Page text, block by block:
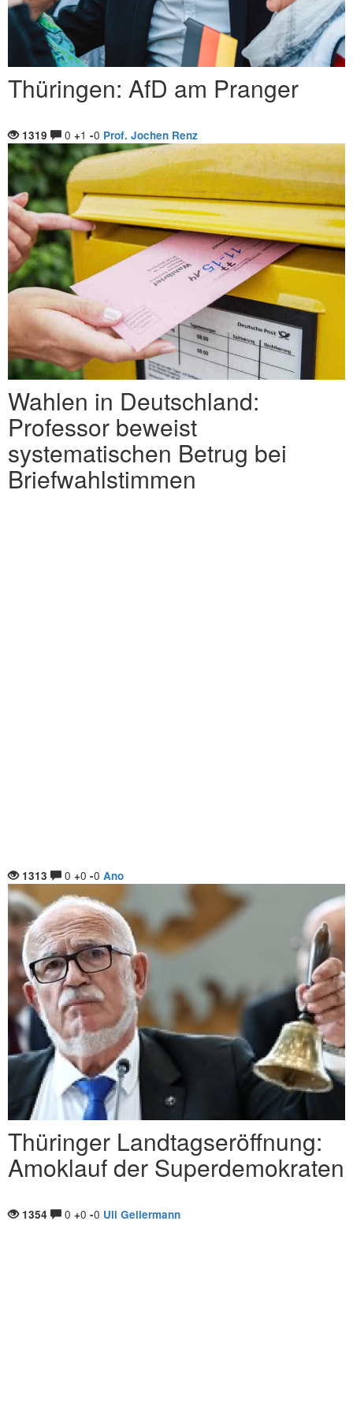
Thüringen: AfD am Pranger
1319 0 +1 -0 Prof. Jochen Renz
Wahlen in Deutschland:
Professor beweist
systematischen Betrug bei
Briefwahlstimmen
1313 0 +0 -0 Ano
Thüringer Landtagseröffnung:
Amoklauf der Superdemokraten
1354 0 +0 -0 Uli Gellermann